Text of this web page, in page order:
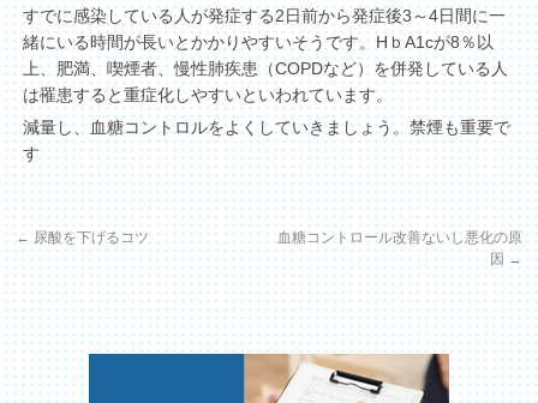
すでに感染している人が発症する2日前から発症後3～4日間に一
緒にいる時間が長いとかかりやすいそうです。HｂA1cが8％以
上、肥満、喫煙者、慢性肺疾患（COPDなど）を併発している人
は罹患すると重症化しやすいといわれています。
減量し、血糖コントロルをよくしていきましょう。禁煙も重要で
す
← 尿酸を下げるコツ
血糖コントロール改善ないし悪化の原
因 →